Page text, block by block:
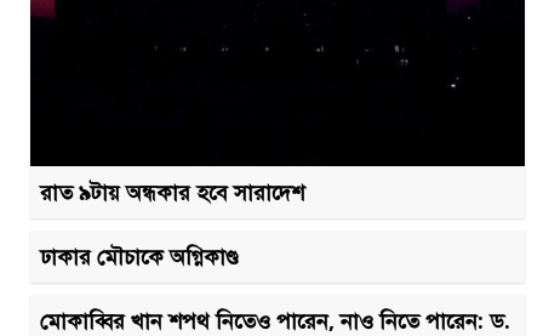
রাত ৯টায় অন্ধকার হবে সারাদেশ
ঢাকার মৌচাকে অগ্নিকাণ্ড
মোকাব্বির খান শপথ নিতেও পারেন, নাও নিতে পারেন: ড.